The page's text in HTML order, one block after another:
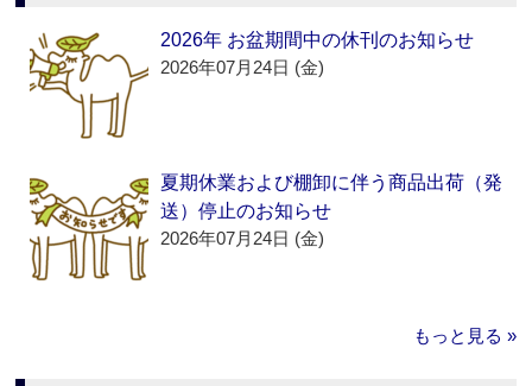
2026年 お盆期間中の休刊のお知らせ
2026年07月24日 (金)
夏期休業および棚卸に伴う商品出荷（発
送）停止のお知らせ
2026年07月24日 (金)
もっと見る »